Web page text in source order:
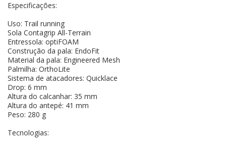
Especificações:
Uso: Trail running
Sola Contagrip All-Terrain
Entressola: optiFOAM
Construção da pala: EndoFit
Material da pala: Engineered Mesh
Palmilha: OrthoLite
Sistema de atacadores: Quicklace
Drop: 6 mm
Altura do calcanhar: 35 mm
Altura do antepé: 41 mm
Peso: 280 g
Tecnologias: